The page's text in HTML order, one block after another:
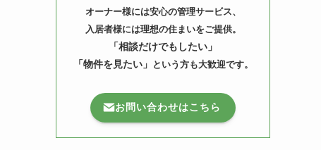
オーナー様には安心の管理サービス、
入居者様には理想の住まいをご提供。
「相談だけでもしたい」
「物件を見たい」 という方も大歓迎です。
お問い合わせはこちら